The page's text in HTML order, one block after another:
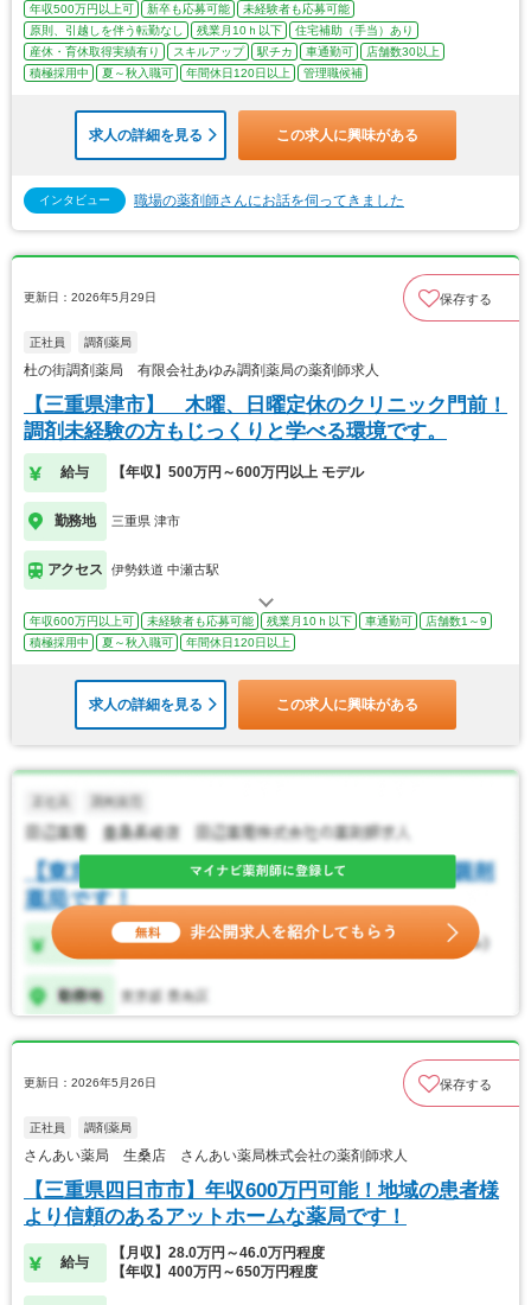
年収500万円以上可 新卒も応募可能
未経験者も応募可能
原則、引越しを伴う転勤なし
残業月10ｈ以下
住宅補助（手当）あり
産休・育休取得実績有り
スキルアップ 駅チカ 車通勤可
店舗数30以上
積極採用中
夏～秋入職可 年間休日120日以上 管理職候補
求人の詳細を見る この求人に興味がある
インタビュー 職場の薬剤師さんにお話を伺ってきました
更新日：2026年5月29日 保存する
正社員 調剤薬局
杜の街調剤薬局 有限会社あゆみ調剤薬局の薬剤師求人
【三重県津市】 木曜、日曜定休のクリニック門前！
調剤未経験の方もじっくりと学べる環境です。
給与 【年収】500万円～600万円以上 モデル
勤務地 三重県 津市
アクセス 伊勢鉄道 中瀬古駅
年収600万円以上可 未経験者も応募可能 残業月10ｈ以下 車通勤可
店舗数1～9
積極採用中
夏～秋入職可 年間休日120日以上
求人の詳細を見る この求人に興味がある
更新日：2026年5月26日 保存する
正社員 調剤薬局
さんあい薬局 生桑店 さんあい薬局株式会社の薬剤師求人
【三重県四日市市】年収600万円可能！地域の患者様
より信頼のあるアットホームな薬局です！
給与
【月収】28.0万円～46.0万円程度
【年収】400万円～650万円程度